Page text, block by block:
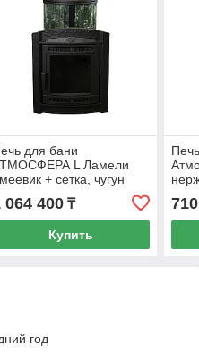
для бани
L Ламели
+ сетка, чугун
Metall) 12 - 20 м3
064 400₸
Купить
год